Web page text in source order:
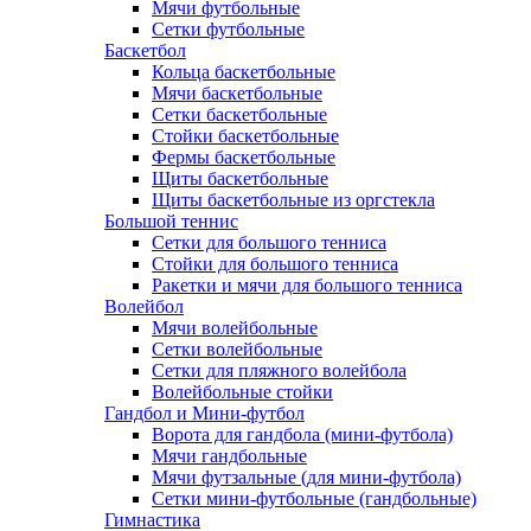
Мячи футбольные
Сетки футбольные
Баскетбол
Кольца баскетбольные
Мячи баскетбольные
Сетки баскетбольные
Стойки баскетбольные
Фермы баскетбольные
Щиты баскетбольные
Щиты баскетбольные из оргстекла
Большой теннис
Сетки для большого тенниса
Стойки для большого тенниса
Ракетки и мячи для большого тенниса
Волейбол
Мячи волейбольные
Сетки волейбольные
Сетки для пляжного волейбола
Волейбольные стойки
Гандбол и Мини-футбол
Ворота для гандбола (мини-футбола)
Мячи гандбольные
Мячи футзальные (для мини-футбола)
Сетки мини-футбольные (гандбольные)
Гимнастика